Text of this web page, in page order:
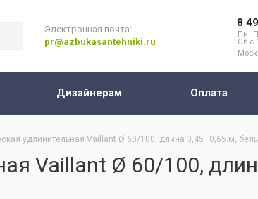
Электронная почта:
pr@azbukasantehniki.ru
8
Сб с
Дизайнерам Оплата
удлинительная Vaillant Ø 60/100, длина 0,45–0,65 м,
Vaillant Ø 60/100,